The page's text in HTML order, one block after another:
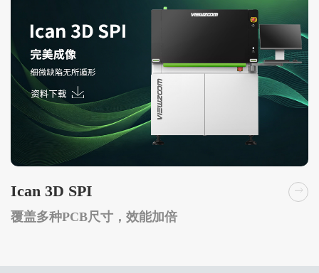
Ican 3D SPI
覆盖多种PCB尺寸，效能加倍